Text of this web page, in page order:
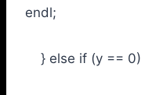
endl;
} else if (y == 0)